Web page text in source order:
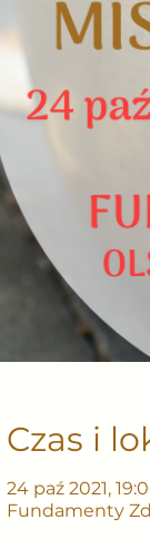
Czas i
24 paź 2021,
Fundamenty